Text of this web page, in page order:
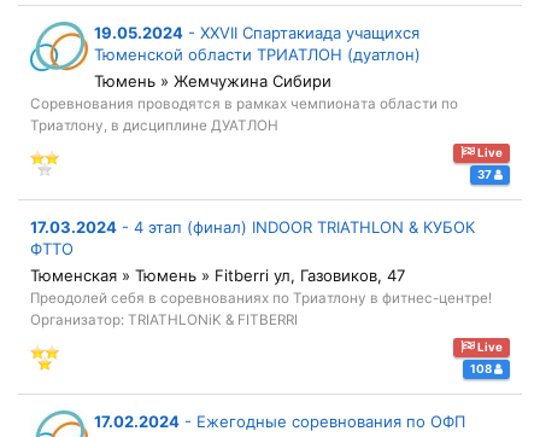
19.05.2024 - XXVII Спартакиада учащихся
Тюменской области ТРИАТЛОН (дуатлон)
Тюмень » Жемчужина Сибири
Соревнования проводятся в рамках чемпионата области по
Триатлону, в дисциплине ДУАТЛОН
Live
37
17.03.2024 - 4 этап (финал) INDOOR TRIATHLON & КУБОК
ФТТО
Тюменская » Тюмень » Fitberri ул, Газовиков, 47
Преодолей себя в соревнованиях по Триатлону в фитнес-центре!
Организатор: TRIATHLONiK & FITBERRI
Live
108
17.02.2024 - Ежегодные соревнования по ОФП